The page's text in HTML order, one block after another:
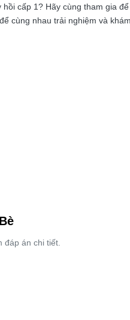
cấp 1? Hãy cùng tham gia
cùng nhau trải nghiệm và
đáp án chi tiết.